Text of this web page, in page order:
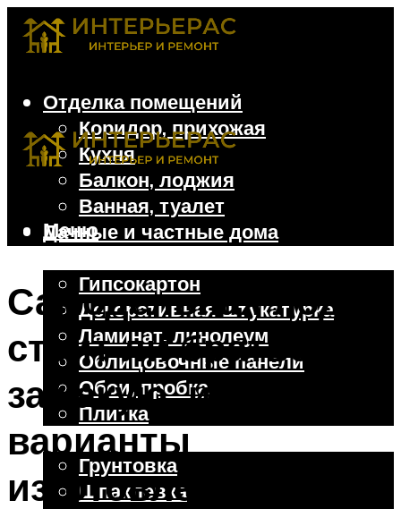
Отделка помещений
Коридор, прихожая
Кухня
Балкон, лоджия
Ванная, туалет
Дачные и частные дома
Гипсокартон
Декоративная штукатурка
Ламинат, линолеум
Облицовочные панели
Обои, пробка
Плитка
Отделочные работы
Грунтовка
Шпаклевка
Меню
Самодельная лодка:
стоит ли браться и
за какую, из чего,
варианты
изготовления,